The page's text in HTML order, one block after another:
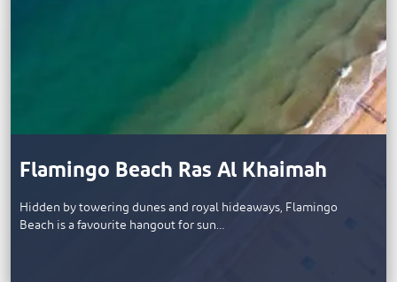
Flamingo Beach Ras Al Khaimah
Hidden by towering dunes and royal hideaways, Flamingo
Beach is a favourite hangout for sun…